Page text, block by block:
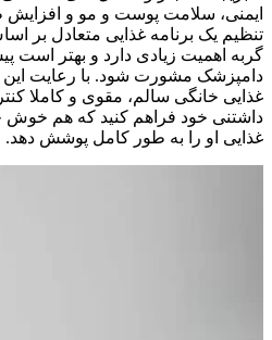
ایمنی، سلامت پوست و مو و
تنظیم یک برنامه غذایی متعادل
گربه اهمیت زیادی دارد و بهتر است
دامپزشک مشورت شود. با رعایت این
غذایی خانگی سالم، مقوی و کاملا
داشتنی خود فراهم کنید که هم خوش‌
غذایی او را به طور کامل پوشش دهد.